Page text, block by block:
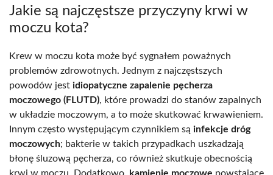
Jakie są najczęstsze przyczyny krwi w
moczu kota?
Krew w moczu kota może być sygnałem poważnych
problemów zdrowotnych. Jednym z najczęstszych
powodów jest idiopatyczne zapalenie pęcherza
moczowego (FLUTD), które prowadzi do stanów zapalnych
w układzie moczowym, a to może skutkować krwawieniem.
Innym często występującym czynnikiem są infekcje dróg
moczowych; bakterie w takich przypadkach uszkadzają
błonę śluzową pęcherza, co również skutkuje obecnością